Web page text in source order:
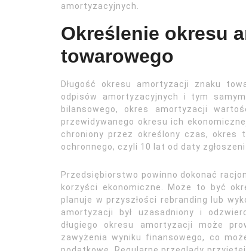
amortyzacyjnych.
Określenie okresu
towarowego
Długość okresu amortyzacji znaku
odpisów amortyzacyjnych i tym
bilansowego, okres amortyzacji
przewidywanego okresu ich
chroniony przez określony czas, okres
ochronnego, czyli 10 lat od daty
Przedsiębiorstwo powinno dokonać
korzyści ekonomiczne. Może to być
planuje w przyszłości rebranding lub
amortyzacji był uzasadniony i
długiego okresu amortyzacji może
zawyżenia wyniku finansowego, co